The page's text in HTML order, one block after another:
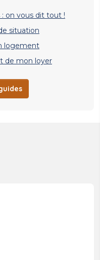
on vous dit tout !
situation
logement
de mon loyer